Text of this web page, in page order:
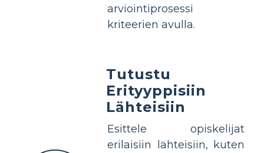
arviointiprosessi
kriteerien avulla.
Tutustu
Erityyppisiin
Lähteisiin
Esittele opiskelijat
erilaisiin lähteisiin, kuten